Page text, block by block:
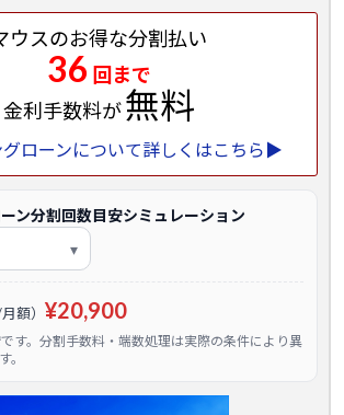
ウスのお得な分割払い
36 回まで
金利手数料が無料
グローンについて詳しくはこちら▶
ン分割回数目安シミュレーション
額） ¥20,900
す。分割手数料・端数処理は実際の条件により異
。